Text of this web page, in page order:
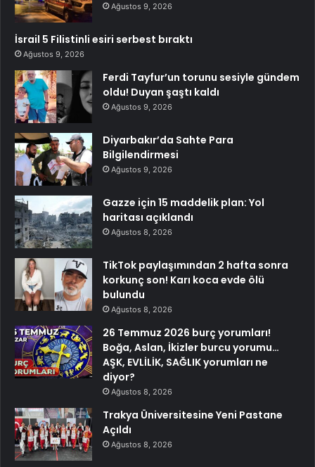
Ağustos 9, 2026
İsrail 5 Filistinli esiri serbest bıraktı
Ağustos 9, 2026
Ferdi Tayfur’un torunu sesiyle gündem
oldu! Duyan şaştı kaldı
Ağustos 9, 2026
Diyarbakır’da Sahte Para
Bilgilendirmesi
Ağustos 9, 2026
Gazze için 15 maddelik plan: Yol
haritası açıklandı
Ağustos 8, 2026
TikTok paylaşımından 2 hafta sonra
korkunç son! Karı koca evde ölü
bulundu
Ağustos 8, 2026
26 Temmuz 2026 burç yorumları!
Boğa, Aslan, İkizler burcu yorumu…
AŞK, EVLİLİK, SAĞLIK yorumları ne
diyor?
Ağustos 8, 2026
Trakya Üniversitesine Yeni Pastane
Açıldı
Ağustos 8, 2026